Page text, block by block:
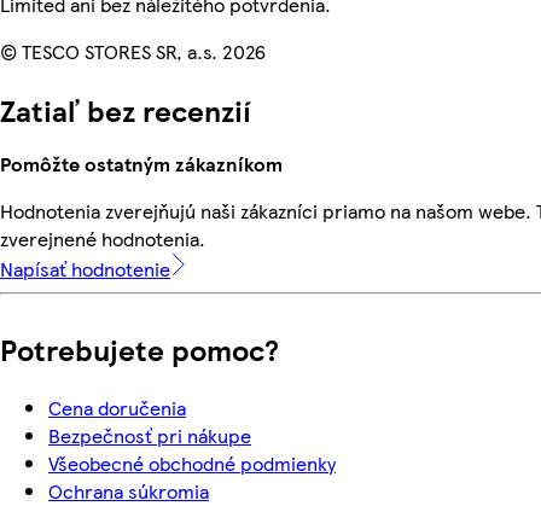
© TESCO STORES SR, a.s. 2026
Zatiaľ bez recenzií
Pomôžte ostatným zákazníkom
Hodnotenia zverejňujú naši zákazníci priamo na našom webe.
zverejnené hodnotenia.
Napísať hodnotenie
Potrebujete pomoc?
Cena doručenia
Bezpečnosť pri nákupe
Všeobecné obchodné podmienky
Ochrana súkromia